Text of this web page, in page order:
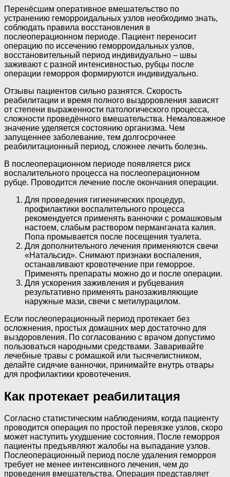
Перенёсшим оперативное вмешательство по
устранению геморроидальных узлов необходимо знать,
соблюдать правила восстановления в
послеоперационном периоде. Пациент переносит
операцию по иссечению геморроидальных узлов,
восстановительный период индивидуально – швы
заживают с разной интенсивностью, рубцы после
операции геморроя формируются индивидуально.
Отзывы пациентов сильно разнятся. Скорость
реабилитации и время полного выздоровления зависят
от степени выраженности патологического процесса,
сложности проведённого вмешательства. Немаловажное
значение уделяется состоянию организма. Чем
запущеннее заболевание, тем долгосрочнее
реабилитационный период, сложнее лечить болезнь.
В послеоперационном периоде появляется риск
воспалительного процесса на послеоперационном
рубце. Проводится лечение после окончания операции.
Для проведения гигиенических процедур,
профилактики воспалительного процесса
рекомендуется применять ванночки с ромашковым
настоем, слабым раствором перманганата калия.
Попа промывается после посещения туалета.
Для дополнительного лечения применяются свечи
«Натальсид». Снимают признаки воспаления,
останавливают кровотечение при геморрое.
Применять препараты можно до и после операции.
Для ускорения заживления и рубцевания
результативно применять ранозаживляющие
наружные мази, свечи с метилурацилом.
Если послеоперационный период протекает без
осложнения, простых домашних мер достаточно для
выздоровления. По согласованию с врачом допустимо
пользоваться народными средствами. Заваривайте
лечебные травы с ромашкой или тысячелистником,
делайте сидячие ванночки, принимайте внутрь отвары
для профилактики кровотечения.
Как протекает реабилитация
Согласно статистическим наблюдениям, когда пациенту
проводится операция по простой перевязке узлов, скоро
может наступить ухудшение состояния. После геморроя
пациенты предъявляют жалобы на выпадание узлов.
Послеоперационный период после удаления геморроя
требует не менее интенсивного лечения, чем до
проведения вмешательства. Операция представляет